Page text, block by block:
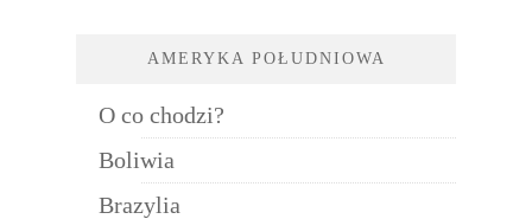
AMERYKA POŁUDNIOWA
O co chodzi?
Boliwia
Brazylia